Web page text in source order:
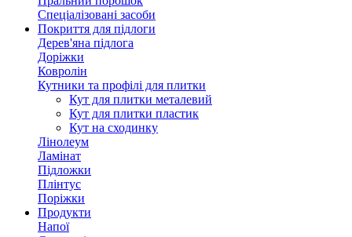
Спеціалізовані засоби
Покриття для підлоги
Дерев'яна підлога
Доріжки
Ковролін
Кутники та профілі для плитки
Кут для плитки металевий
Кут для плитки пластик
Кут на сходинку
Лінолеум
Ламінат
Підложки
Плінтус
Поріжки
Продукти
Напої